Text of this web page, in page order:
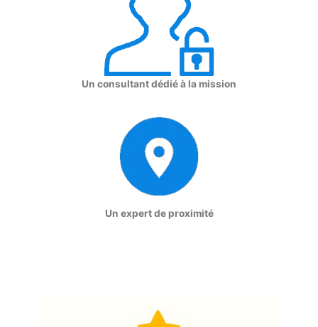
Un consultant dédié à la mission
Un expert de proximité